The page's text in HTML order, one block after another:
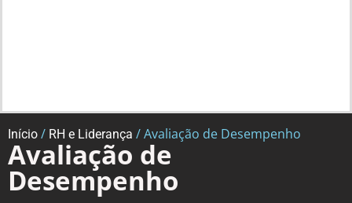
Início / RH e Liderança / Avaliação de Desempenho
Avaliação de
Desempenho